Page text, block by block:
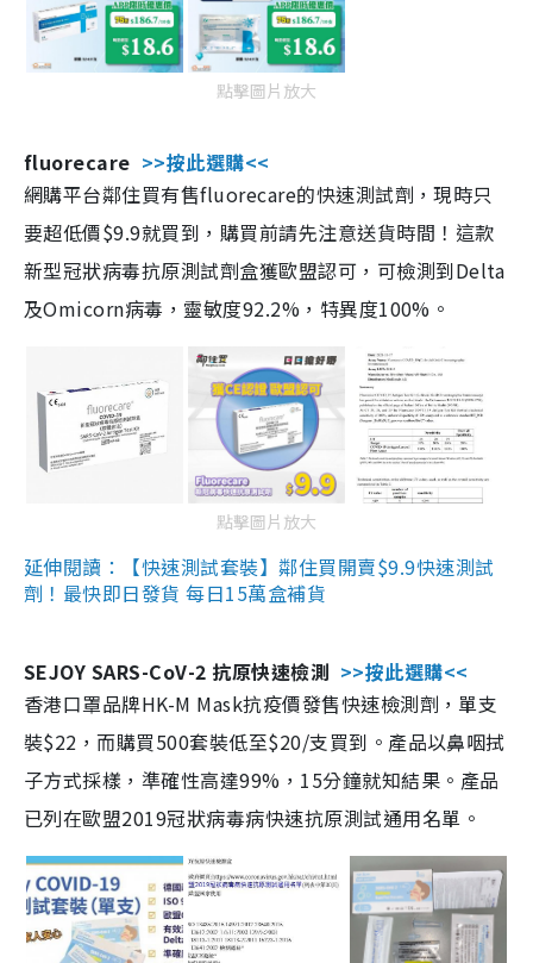
點擊圖片放大
fluorecare >>按此選購<<
網購平台鄰住買有售fluorecare的快速測試劑，現時只
要超低價$9.9就買到，購買前請先注意送貨時間！這款
新型冠狀病毒抗原測試劑盒獲歐盟認可，可檢測到Delta
及Omicorn病毒，靈敏度92.2%，特異度100%。
點擊圖片放大
延伸閱讀：【快速測試套裝】鄰住買開賣$9.9快速測試
劑！最快即日發貨 每日15萬盒補貨
SEJOY SARS-CoV-2 抗原快速檢測 >>按此選購<<
香港口罩品牌HK-M Mask抗疫價發售快速檢測劑，單支
裝$22，而購買500套裝低至$20/支買到。產品以鼻咽拭
子方式採樣，準確性高達99%，15分鐘就知結果。產品
已列在歐盟2019冠狀病毒病快速抗原測試通用名單。